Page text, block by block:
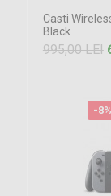
Casti
Black
995,00 LEI
-8%